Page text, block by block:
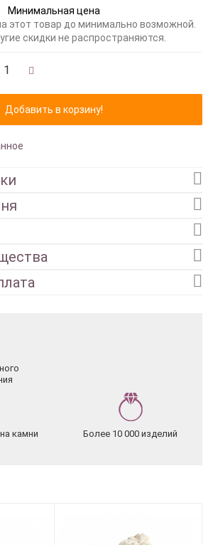
Минимальная цена
этот товар до минимально возможной.
скидки не распространяются.
камни
Более 10 000 изделий